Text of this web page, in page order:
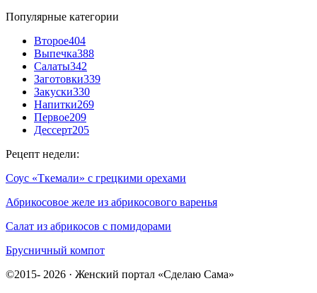
Популярные категории
Второе404
Выпечка388
Салаты342
Заготовки339
Закуски330
Напитки269
Первое209
Дессерт205
Рецепт недели:
Соус «Ткемали» с грецкими орехами
Абрикосовое желе из абрикосового варенья
Салат из абрикосов с помидорами
Брусничный компот
©2015- 2026 · Женский портал «Сделаю Сама»